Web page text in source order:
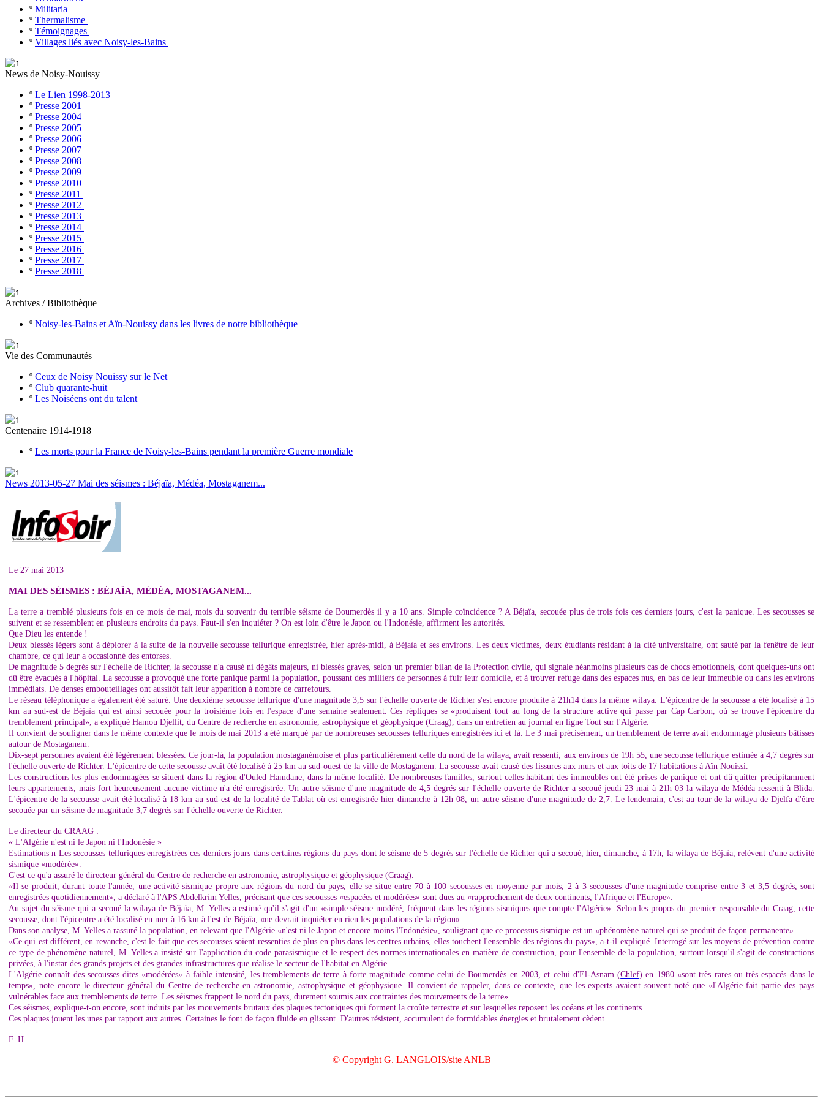
º Militaria
º Thermalisme
º Témoignages
º Villages liés avec Noisy-les-Bains
News de Noisy-Nouissy
º Le Lien 1998-2013
º Presse 2001
º Presse 2004
º Presse 2005
º Presse 2006
º Presse 2007
º Presse 2008
º Presse 2009
º Presse 2010
º Presse 2011
º Presse 2012
º Presse 2013
º Presse 2014
º Presse 2015
º Presse 2016
º Presse 2017
º Presse 2018
Archives / Bibliothèque
º Noisy-les-Bains et Aïn-Nouissy dans les livres de notre bibliothèque
Vie des Communautés
º Ceux de Noisy Nouissy sur le Net
º Club quarante-huit
º Les Noiséens ont du talent
Centenaire 1914-1918
º Les morts pour la France de Noisy-les-Bains pendant la première Guerre mondiale
News 2013-05-27 Mai des séismes : Béjaïa, Médéa, Mostaganem...
Le 27 mai 2013
MAI DES SÉISMES : BÉJAÏA, MÉDÉA, MOSTAGANEM...
La terre a tremblé plusieurs fois en ce mois de mai, mois du souvenir du terrible séisme de Boumerdès il y a 10 ans. Simple coïncidence ? A Béjaïa, secouée plus de trois fois ces derniers jours, c'est la panique. Les secousses se
suivent et se ressemblent en plusieurs endroits du pays. Faut-il s'en inquiéter ? On est loin d'être le Japon ou l'Indonésie, affirment les autorités.
Que Dieu les entende !
Deux blessés légers sont à déplorer à la suite de la nouvelle secousse tellurique enregistrée, hier après-midi, à Béjaïa et ses environs. Les deux victimes, deux étudiants résidant à la cité universitaire, ont sauté par la fenêtre de leur
chambre, ce qui leur a occasionné des entorses.
De magnitude 5 degrés sur l'échelle de Richter, la secousse n'a causé ni dégâts majeurs, ni blessés graves, selon un premier bilan de la Protection civile, qui signale néanmoins plusieurs cas de chocs émotionnels, dont quelques-uns ont
dû être évacués à l'hôpital. La secousse a provoqué une forte panique parmi la population, poussant des milliers de personnes à fuir leur domicile, et à trouver refuge dans des espaces nus, en bas de leur immeuble ou dans les environs
immédiats. De denses embouteillages ont aussitôt fait leur apparition à nombre de carrefours.
Le réseau téléphonique a également été saturé. Une deuxième secousse tellurique d'une magnitude 3,5 sur l'échelle ouverte de Richter s'est encore produite à 21h14 dans la même wilaya. L'épicentre de la secousse a été localisé à 15
km au sud-est de Béjaïa qui est ainsi secouée pour la troisième fois en l'espace d'une semaine seulement. Ces répliques se «produisent tout au long de la structure active qui passe par Cap Carbon, où se trouve l'épicentre du
tremblement principal», a expliqué Hamou Djellit, du Centre de recherche en astronomie, astrophysique et géophysique (Craag), dans un entretien au journal en ligne Tout sur l'Algérie.
Il convient de souligner dans le même contexte que le mois de mai 2013 a été marqué par de nombreuses secousses telluriques enregistrées ici et là. Le 3 mai précisément, un tremblement de terre avait endommagé plusieurs bâtisses
autour de Mostaganem.
Dix-sept personnes avaient été légèrement blessées. Ce jour-là, la population mostaganémoise et plus particulièrement celle du nord de la wilaya, avait ressenti, aux environs de 19h 55, une secousse tellurique estimée à 4,7 degrés sur
l'échelle ouverte de Richter. L'épicentre de cette secousse avait été localisé à 25 km au sud-ouest de la ville de Mostaganem. La secousse avait causé des fissures aux murs et aux toits de 17 habitations à Aïn Nouissi.
Les constructions les plus endommagées se situent dans la région d'Ouled Hamdane, dans la même localité. De nombreuses familles, surtout celles habitant des immeubles ont été prises de panique et ont dû quitter précipitamment
leurs appartements, mais fort heureusement aucune victime n'a été enregistrée. Un autre séisme d'une magnitude de 4,5 degrés sur l'échelle ouverte de Richter a secoué jeudi 23 mai à 21h 03 la wilaya de Médéaressenti àBlida.
L'épicentre de la secousse avait été localisé à 18 km au sud-est de la localité de Tablat où est enregistrée hier dimanche à 12h 08, un autre séisme d'une magnitude de 2,7. Le lendemain, c'est au tour de la wilaya deDjelfa d'être
secouée par un séisme de magnitude 3,7 degrés sur l'échelle ouverte de Richter.
Le directeur du CRAAG :
« L'Algérie n'est ni le Japon ni l'Indonésie »
Estimations n Les secousses telluriques enregistrées ces derniers jours dans certaines régions du pays dont le séisme de 5 degrés sur l'échelle de Richter qui a secoué, hier, dimanche, à 17h, la wilaya de Béjaïa, relèvent d'une activité
sismique «modérée».
C'est ce qu'a assuré le directeur général du Centre de recherche en astronomie, astrophysique et géophysique (Craag).
«Il se produit, durant toute l'année, une activité sismique propre aux régions du nord du pays, elle se situe entre 70 à 100 secousses en moyenne par mois, 2 à 3 secousses d'une magnitude comprise entre 3 et 3,5 degrés, sont
enregistrées quotidiennement», a déclaré à l'APS Abdelkrim Yelles, précisant que ces secousses «espacées et modérées» sont dues au «rapprochement de deux continents, l'Afrique et l'Europe».
Au sujet du séisme qui a secoué la wilaya de Béjaïa, M. Yelles a estimé qu'il s'agit d'un «simple séisme modéré, fréquent dans les régions sismiques que compte l'Algérie». Selon les propos du premier responsable du Craag, cette
secousse, dont l'épicentre a été localisé en mer à 16 km à l'est de Béjaïa, «ne devrait inquiéter en rien les populations de la région».
Dans son analyse, M. Yelles a rassuré la population, en relevant que l'Algérie «n'est ni le Japon et encore moins l'Indonésie», soulignant que ce processus sismique est un «phénomène naturel qui se produit de façon permanente».
«Ce qui est différent, en revanche, c'est le fait que ces secousses soient ressenties de plus en plus dans les centres urbains, elles touchent l'ensemble des régions du pays», a-t-il expliqué. Interrogé sur les moyens de prévention contre
ce type de phénomène naturel, M. Yelles a insisté sur l'application du code parasismique et le respect des normes internationales en matière de construction, pour l'ensemble de la population, surtout lorsqu'il s'agit de constructions
privées, à l'instar des grands projets et des grandes infrastructures que réalise le secteur de l'habitat en Algérie.
L'Algérie connaît des secousses dites «modérées» à faible intensité, les tremblements de terre à forte magnitude comme celui de Boumerdès en 2003, et celui d'El-Asnam (Chlef) en 1980 «sont très rares ou très espacés dans le
temps», note encore le directeur général du Centre de recherche en astronomie, astrophysique et géophysique. Il convient de rappeler, dans ce contexte, que les experts avaient souvent noté que «l'Algérie fait partie des pays
vulnérables face aux tremblements de terre. Les séismes frappent le nord du pays, durement soumis aux contraintes des mouvements de la terre».
Ces séismes, explique-t-on encore, sont induits par les mouvements brutaux des plaques tectoniques qui forment la croûte terrestre et sur lesquelles reposent les océans et les continents.
Ces plaques jouent les unes par rapport aux autres. Certaines le font de façon fluide en glissant. D'autres résistent, accumulent de formidables énergies et brutalement cèdent.
F. H.
© Copyright G. LANGLOIS/site ANLB